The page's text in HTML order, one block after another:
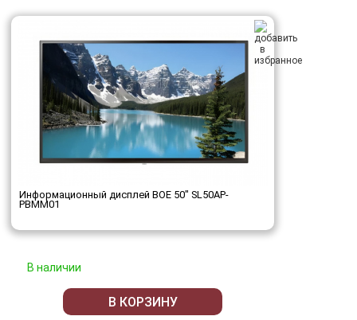
Информационный дисплей BOE 50" SL50AP-
PBMM01
В наличии
В КОРЗИНУ